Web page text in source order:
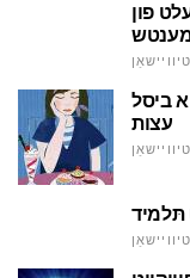
פון
א ביסל
עצות